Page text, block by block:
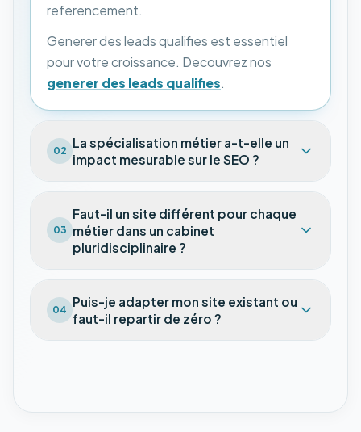
referencement.
Generer des leads qualifies est essentiel
pour votre croissance. Decouvrez nos
generer des leads qualifies.
02
La spécialisation métier a-t-elle un
impact mesurable sur le SEO ?
03
Faut-il un site différent pour chaque
métier dans un cabinet
pluridisciplinaire ?
04
Puis-je adapter mon site existant ou
faut-il repartir de zéro ?